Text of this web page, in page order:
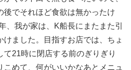
後でそれほど食欲は無かったけ
、我が家は、K船長にまたまた引
けました。目指すお店では、ちょ
て21時に閉店する前のぎりぎり
めて、何がいいかなあとメニュ